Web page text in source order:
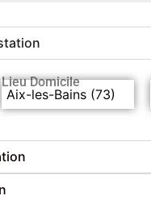
Lieu Domicile
Aix-les-Bains (73)